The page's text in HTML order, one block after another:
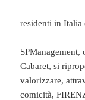
residenti in Italia
Cabaret, si
valorizzare,
comicità,